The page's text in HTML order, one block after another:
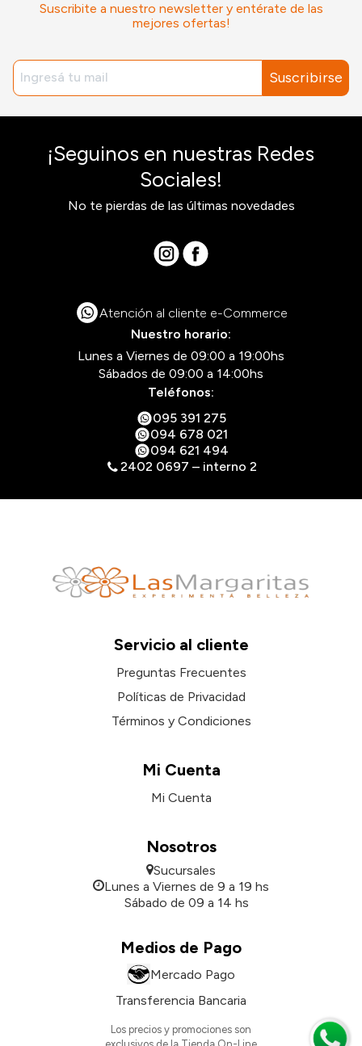
Suscribite a nuestro newsletter y entérate de las
mejores ofertas!
Suscribirse
¡Seguinos en nuestras Redes
Sociales!
No te pierdas de las últimas novedades
Atención al cliente e-Commerce
Nuestro horario:
Lunes a Viernes de 09:00 a 19:00hs
Sábados de 09:00 a 14:00hs
Teléfonos:
095 391 275
094 678 021
094 621 494
2402 0697 – interno 2
Servicio al cliente
Preguntas Frecuentes
Políticas de Privacidad
Términos y Condiciones
Mi Cuenta
Mi Cuenta
Nosotros
Sucursales
Lunes a Viernes de 9 a 19 hs
Sábado de 09 a 14 hs
Medios de Pago
Mercado Pago
Transferencia Bancaria
Los precios y promociones son